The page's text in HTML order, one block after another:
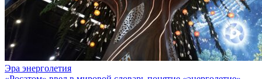
Эра энерголетия